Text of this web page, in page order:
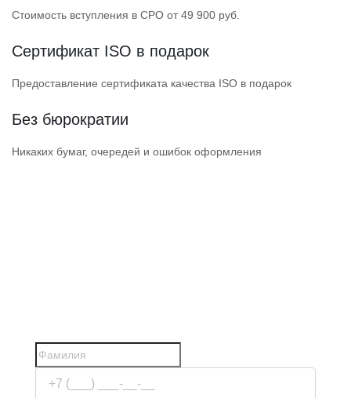
Стоимость вступления в СРО от 49 900 руб.
Сертификат ISO в подарок
Предоставление сертификата качества ISO в подарок
Без бюрократии
Никаких бумаг, очередей и ошибок оформления